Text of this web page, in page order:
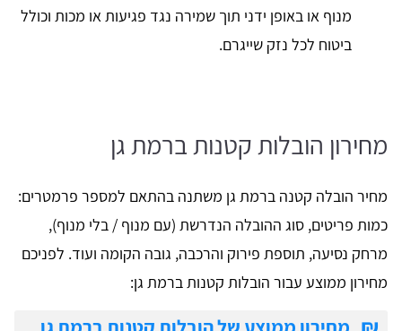
מנוף או באופן ידני תוך שמירה נגד פגיעות או מכות וכולל
ביטוח לכל נזק שייגרם.
מחירון הובלות קטנות ברמת גן
מחיר הובלה קטנה ברמת גן משתנה בהתאם למספר פרמטרים:
כמות פריטים, סוג ההובלה הנדרשת (עם מנוף / בלי מנוף),
מרחק נסיעה, תוספת פירוק והרכבה, גובה הקומה ועוד. לפניכם
מחירון ממוצע עבור הובלות קטנות ברמת גן: